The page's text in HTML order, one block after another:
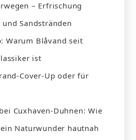
– Erfrischung
Sandstränden
Warum Blåvand seit
ist
Cover-Up oder für
Cuxhaven-Duhnen: Wie
Naturwunder hautnah